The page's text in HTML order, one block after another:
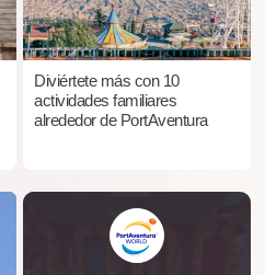
Diviértete más con 10
actividades familiares
alrededor de PortAventura